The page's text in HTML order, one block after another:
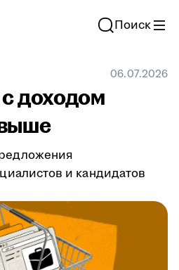
Поиск
06.07.2026
доходом
и кандидатов